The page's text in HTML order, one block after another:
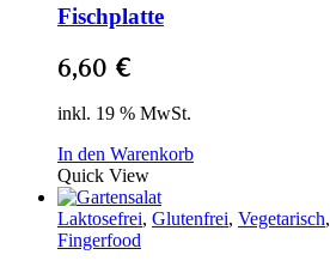
Fischplatte
6,60 €
inkl. 19 % MwSt.
In den Warenkorb
Quick View
Laktosefrei, Glutenfrei, Vegetarisch,
Fingerfood